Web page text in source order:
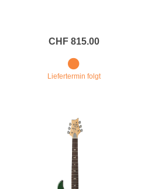
CHF 815.00
Liefertermin folgt